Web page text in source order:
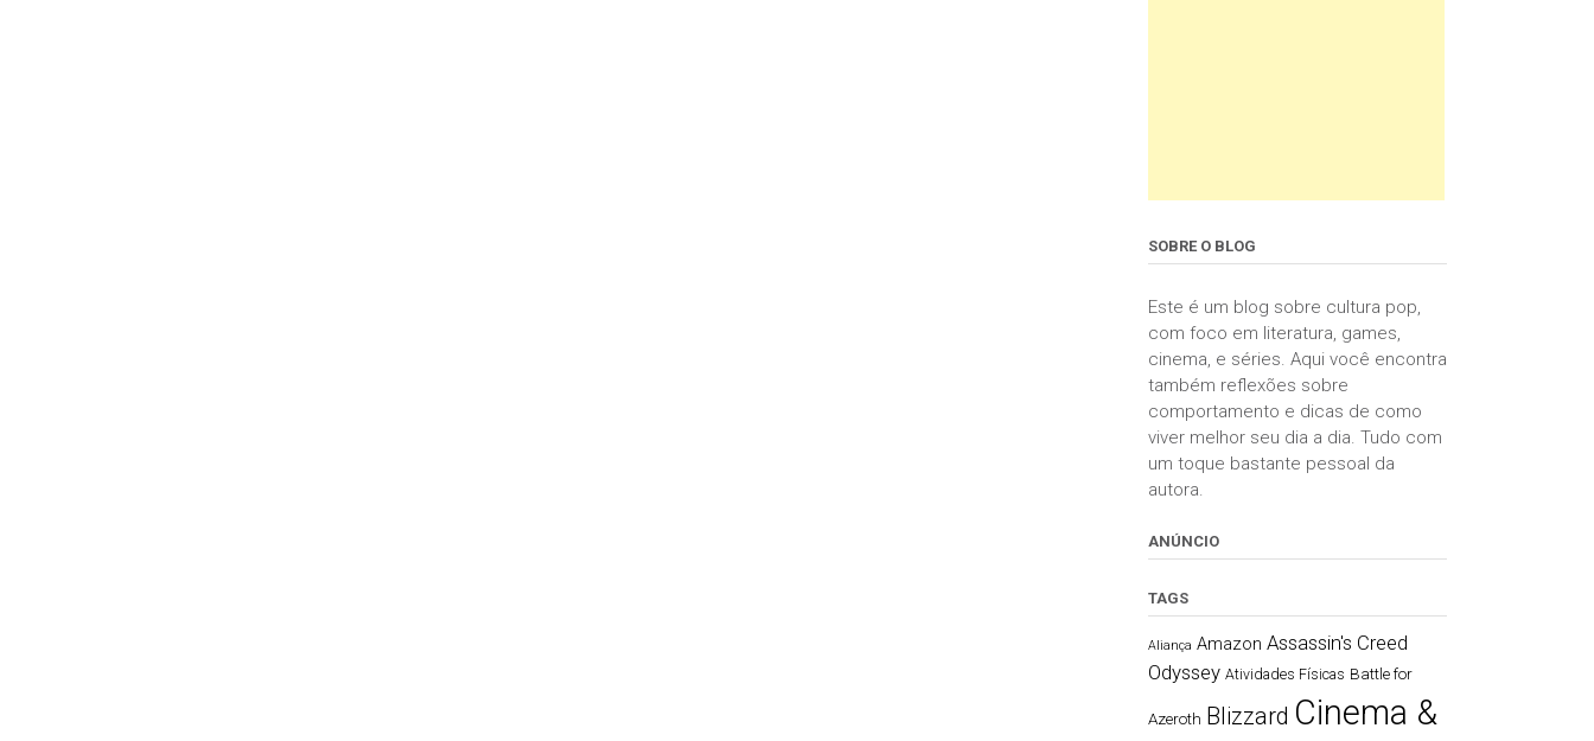
SOBRE O BLOG
Este é um blog sobre cultura pop,
com foco em literatura, games,
cinema, e séries. Aqui você encontra
também reflexões sobre
comportamento e dicas de como
viver melhor seu dia a dia. Tudo com
um toque bastante pessoal da
autora.
ANÚNCIO
TAGS
Aliança Amazon Assassin's Creed
Odyssey Atividades Físicas Battle for
Azeroth Blizzard Cinema &